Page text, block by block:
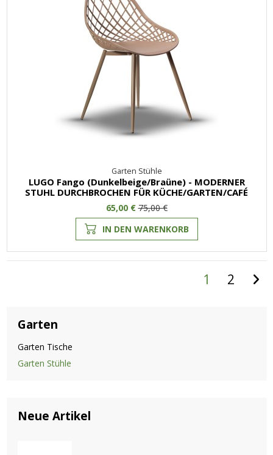
Garten Stühle
LUGO Fango (Dunkelbeige/Braüne) - MODERNER
STUHL DURCHBROCHEN FÜR KÜCHE/GARTEN/CAFÉ
65,00 €75,00 €
IN DEN WARENKORB
1 2
Garten
Garten Tische
Garten Stühle
Neue Artikel